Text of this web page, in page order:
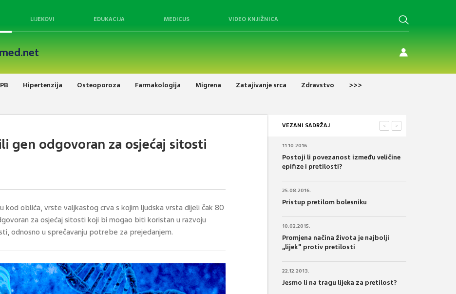
LIJEKOVI EDUKACIJA MEDICUS VIDEO KNJIŽNICA
Hipertenzija Osteoporoza Farmakologija Migrena Zatajivanje srca Zdravstvo >>>
gen odgovoran za osjećaj sitosti
kod oblića, vrste valjkastog crva s kojim ljudska vrsta dijeli čak 80
za osjećaj sitosti koji bi mogao biti koristan u razvoju
odnosno u sprečavanju potrebe za prejedanjem.
VEZANI SADRŽAJ >
<
11.10.2016.
Postoji li povezanost između veličine
epifize i pretilosti?
25.08.2016.
Pristup pretilom bolesniku
10.02.2015.
Promjena načina života je najbolji
„lijek“ protiv pretilosti
22.12.2013.
Jesmo li na tragu lijeka za pretilost?